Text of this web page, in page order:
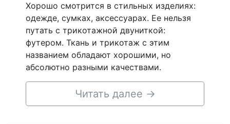
Хорошо смотрится в стильных изделиях:
одежде, сумках, аксессуарах. Ее нельзя
путать с трикотажной двуниткой:
футером. Ткань и трикотаж с этим
названием обладают хорошими, но
абсолютно разными качествами.
Читать далее →